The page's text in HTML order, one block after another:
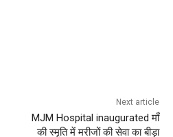
Next article
MJM Hospital inaugurated माँ
की स्मृति में मरीजों की सेवा का बीड़ा